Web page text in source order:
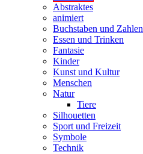
Abstraktes
animiert
Buchstaben und Zahlen
Essen und Trinken
Fantasie
Kinder
Kunst und Kultur
Menschen
Natur
Tiere
Silhouetten
Sport und Freizeit
Symbole
Technik